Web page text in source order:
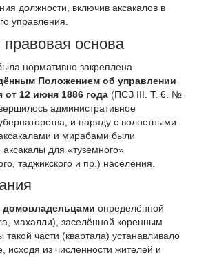
должности, включив аксакалов в
управления.
основа
нормативно закреплена
Положением об управлении
от 12 июня 1886 года (ПСЗ III. Т. 6. №
административное
и наряду с волостными
и мирабами были
для «туземного»
таджикского и пр.) населения.
домовладельцами определённой
махалли), заселённой коренным
части (квартала) устанавливало
исходя из численности жителей и